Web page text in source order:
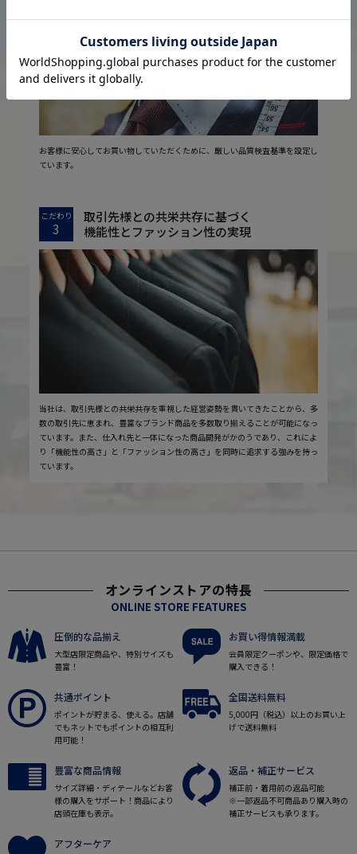
お客様に安心してお買い物していただくために、厳しい品質検査基準を設定し
ています。
こだわり
3
取引先様との共栄共存に基づく
機能性とファッション性の実現
当社は、取引先様との共栄共存を重視した経営姿勢を貫いてきたことから、多
数の取引先に恵まれ、豊富なブランド商品を多数取り揃えることが可能になっ
ています。また、仕入れ先と一体になった商品開発がかのうであり、これによ
り「機能性の高さ」と「ファッション性の高さ」を同時に追求する強みを持っ
ています。
オンラインストアの特長
ONLINE STORE FEATURES
圧倒的な品揃え
大型店限定商品や、特別サイズも
豊富！
お買い得情報満載
会員限定クーポンや、限定価格で
購入できる！
共通ポイント
ポイントが貯まる、使える。店舗
でもネットでもポイントの相互利
用可能！
全国送料無料
5,000円（税込）以上のお買い上
げで送料無料
豊富な商品情報
サイズ詳細・ディテールなどお客
様の購入をサポート！商品により
店頭在庫も表示。
返品・補正サービス
補正前・着用前の返品可能
※一部返品不可商品あり購入時の
補正サービスも承ります。
アフターケア